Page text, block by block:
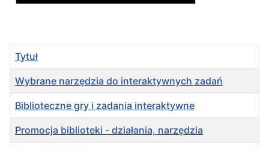
Tytuł
Wybrane narzędzia do interaktywnych zadań
Biblioteczne gry i zadania interaktywne
Promocja biblioteki - działania, narzędzia